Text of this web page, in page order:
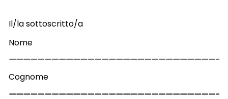
Il/la sottoscritto/a
Nome
Cognome